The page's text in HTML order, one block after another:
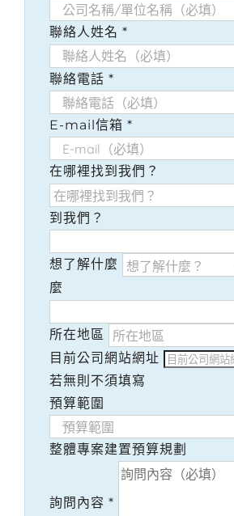
聯絡人姓名 *
聯絡電話 *
E-mail信箱 *
在哪裡找到我們？
到我們？
想了解什麼
麼
所在地區
目前公司網站網址
若無則不須填寫
預算範圍
整體專案建置預算規劃
詢問內容 *